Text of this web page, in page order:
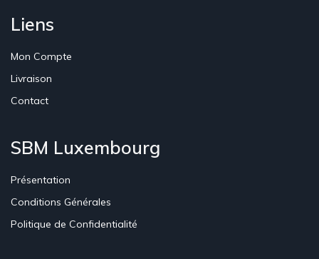
Liens
Mon Compte
Livraison
Contact
SBM Luxembourg
Présentation
Conditions Générales
Politique de Confidentialité